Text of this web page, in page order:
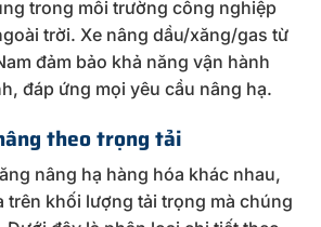
trong môi trường công nghiệp
trời. Xe nâng dầu/xăng/gas từ
đảm bảo khả năng vận hành
đáp ứng mọi yêu cầu nâng hạ.
theo trọng tải
nâng hạ hàng hóa khác nhau,
trên khối lượng tải trọng mà chúng